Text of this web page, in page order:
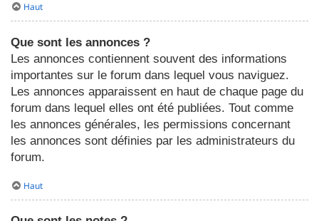
Haut
Que sont les annonces ?
Les annonces contiennent souvent des informations
importantes sur le forum dans lequel vous naviguez.
Les annonces apparaissent en haut de chaque page du
forum dans lequel elles ont été publiées. Tout comme
les annonces générales, les permissions concernant
les annonces sont définies par les administrateurs du
forum.
Haut